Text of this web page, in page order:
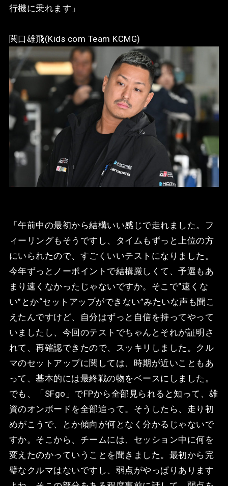
行機に乗れます」
関口雄飛(Kids com Team KCMG)
「午前中の最初から結構いい感じで走れました。フ
ィーリングもそうですし、タイムもずっと上位の方
にいられたので、すごくいいテストになりました。
今年ずっとノーポイントで結構厳しくて、予選もあ
まり速くなかったじゃないですか。そこで“速くな
い”とか“セットアップができない”みたいな声も聞こ
えたんですけど、自分はずっと自信を持ってやって
いましたし、今回のテストでちゃんとそれが証明さ
れて、再確認できたので、スッキリしました。クル
マのセットアップに関しては、時期が近いこともあ
って、基本的には最終戦の物をベースにしました。
でも、「SFgo」でFPから全部見られると知って、雄
資のオンボードを全部追って。そうしたら、走り初
めがこうで、とか傾向が何となく分かるじゃないで
すか。そこから、チームには、セッション中に何を
変えたのかっていうことを聞きました。最初から完
璧なクルマはないですし、弱点がやっぱりあります